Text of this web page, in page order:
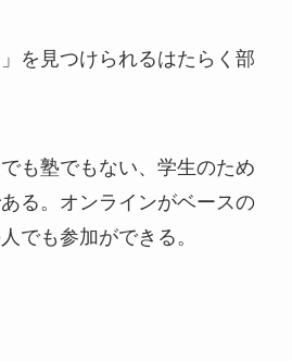
を見つけられるはたらく部
も塾でもない、学生のため
る。オンラインがベースの
でも参加ができる。